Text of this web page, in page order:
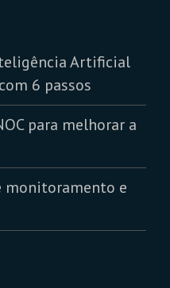
Artificial
6 passos
para melhorar a
monitoramento e